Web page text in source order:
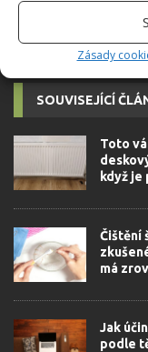
Zásady
SOUVISEJÍCÍ
Toto
když je
Čištění
má
Jak
podle